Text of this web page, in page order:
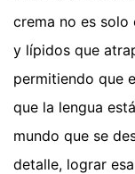
crema no es solo
y lípidos que
permitiendo que
que la lengua
mundo que se
detalle, lograr